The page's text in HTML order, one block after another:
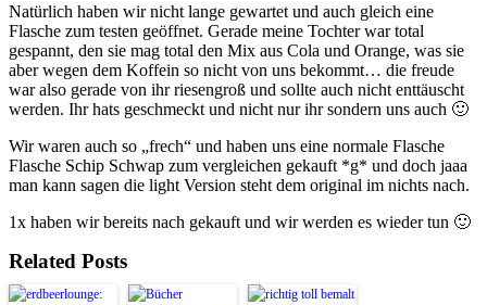
Natürlich haben wir nicht lange gewartet und auch gleich eine
Flasche zum testen geöffnet. Gerade meine Tochter war total
gespannt, den sie mag total den Mix aus Cola und Orange, was sie
aber wegen dem Koffein so nicht von uns bekommt… die freude
war also gerade von ihr riesengroß und sollte auch nicht enttäuscht
werden. Ihr hats geschmeckt und nicht nur ihr sondern uns auch 🙂
Wir waren auch so „frech“ und haben uns eine normale Flasche
Flasche Schip Schwap zum vergleichen gekauft *g* und doch jaaa
man kann sagen die light Version steht dem original im nichts nach.
1x haben wir bereits nach gekauft und wir werden es wieder tun 🙂
Related Posts